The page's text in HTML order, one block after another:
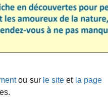
ou sur le site et la page